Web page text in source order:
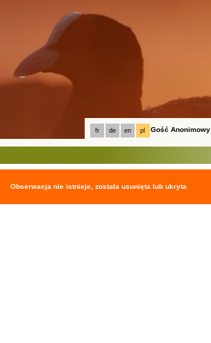
fr de en pl Gość Anonimowy
Obserwacja nie istnieje, została usunięta lub ukryta